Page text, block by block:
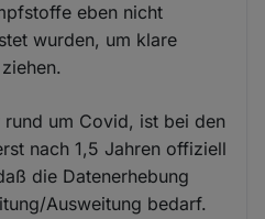
eben nicht
wurden, um klare
rund um Covid, ist bei den
nach 1,5 Jahren offiziell
die Datenerhebung
Ausweitung bedarf.